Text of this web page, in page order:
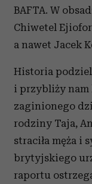
BAFTA. W
Chiwetel
a nawet Jacek
Historia
i przybliży nam
zaginionego
rodziny Taja,
straciła męża i
brytyjskiego
raportu